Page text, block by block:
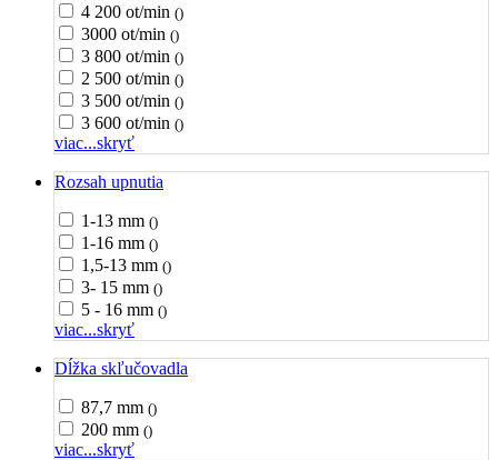
4 200 ot/min ()
3000 ot/min ()
3 800 ot/min ()
2 500 ot/min ()
3 500 ot/min ()
3 600 ot/min ()
viac...skryť
Rozsah upnutia
1-13 mm ()
1-16 mm ()
1,5-13 mm ()
3- 15 mm ()
5 - 16 mm ()
viac...skryť
Dĺžka skľučovadla
87,7 mm ()
200 mm ()
viac...skryť